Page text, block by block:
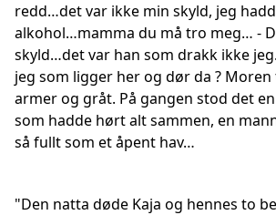
redd…det var ikke min skyld, jeg
alkohol…mamma du må tro meg… -
skyld…det var han som drakk ikke
jeg som ligger her og dør da ?
armer og gråt. På gangen stod det
som hadde hørt alt sammen, en
så fullt som et åpent hav…
"Den natta døde Kaja og hennes to